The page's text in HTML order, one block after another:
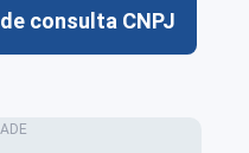
consulta CNPJ